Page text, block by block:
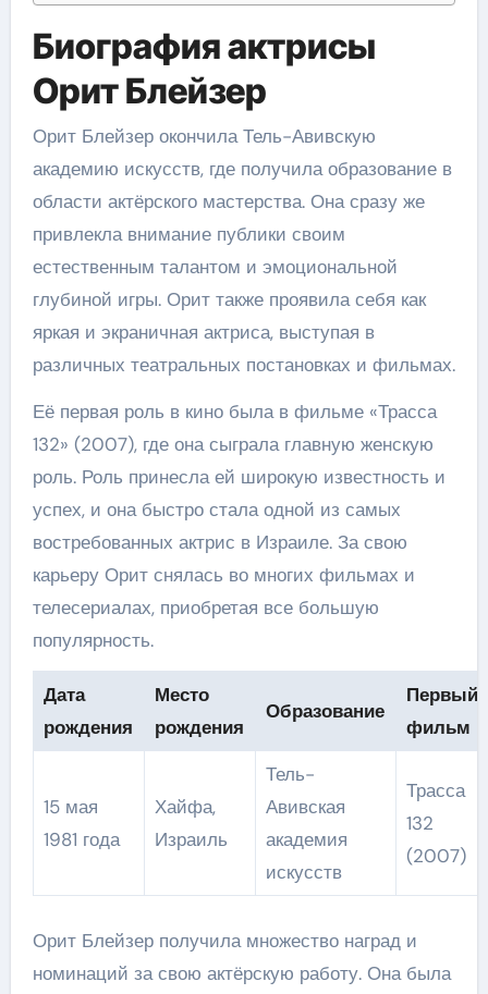
Биография актрисы
Орит Блейзер
Орит Блейзер окончила Тель-Авивскую
академию искусств, где получила образование в
области актёрского мастерства. Она сразу же
привлекла внимание публики своим
естественным талантом и эмоциональной
глубиной игры. Орит также проявила себя как
яркая и экраничная актриса, выступая в
различных театральных постановках и фильмах.
Её первая роль в кино была в фильме «Трасса
132» (2007), где она сыграла главную женскую
роль. Роль принесла ей широкую известность и
успех, и она быстро стала одной из самых
востребованных актрис в Израиле. За свою
карьеру Орит снялась во многих фильмах и
телесериалах, приобретая все большую
популярность.
Дата
рождения
Место
рождения
Образование
Первый
фильм
15 мая
1981 года
Хайфа,
Израиль
Тель-
Авивская
академия
искусств
Трасса
132
(2007)
Орит Блейзер получила множество наград и
номинаций за свою актёрскую работу. Она была